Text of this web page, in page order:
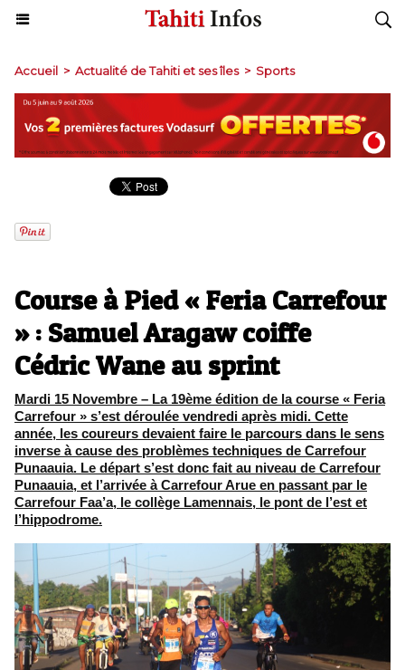
Accueil > Actualité de Tahiti et ses îles > Sports
Course à Pied « Feria Carrefour
» : Samuel Aragaw coiffe
Cédric Wane au sprint
Mardi 15 Novembre – La 19ème édition de la course « Feria
Carrefour » s’est déroulée vendredi après midi. Cette
année, les coureurs devaient faire le parcours dans le sens
inverse à cause des problèmes techniques de Carrefour
Punaauia. Le départ s’est donc fait au niveau de Carrefour
Punaauia, et l’arrivée à Carrefour Arue en passant par le
Carrefour Faa’a, le collège Lamennais, le pont de l’est et
l’hippodrome.